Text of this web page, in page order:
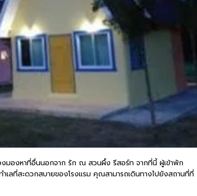
งมองหาที่อื่นนอกจาก รัก ณ สวนผึ้ง รีสอร์ท จากที่นี้ ผู้เข้าพัก
เลที่สะดวกสบายของโรงแรม คุณสามารถเดินทางไปยังสถานที่ที่